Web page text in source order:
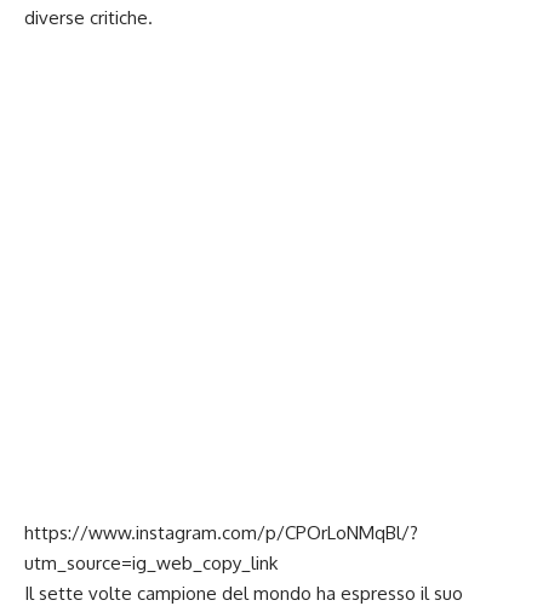
diverse critiche.
https://www.instagram.com/p/CPOrLoNMqBl/?
utm_source=ig_web_copy_link
Il sette volte campione del mondo ha espresso il suo